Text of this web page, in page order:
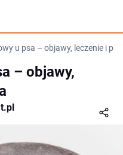
u psa – objawy, leczenie i
– objawy,